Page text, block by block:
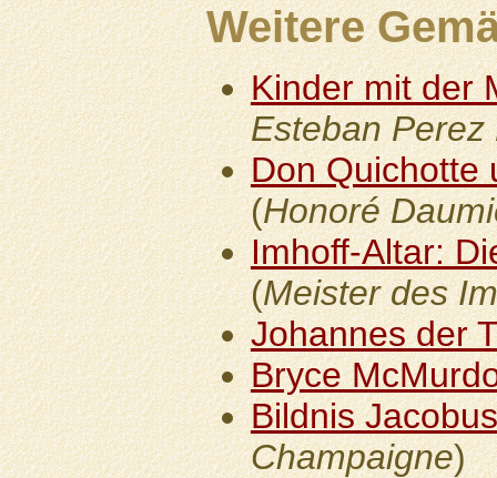
Weitere
Kinder mit der
Esteban Perez
Don Quichotte
(Honoré
Imhoff-Altar:
(Meister des
Johannes der
Bryce
Bildnis
Champaigne)